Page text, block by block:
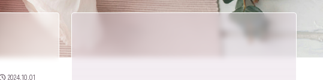
2024.10.01